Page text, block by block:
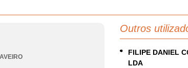
AVEIRO
Outros
FILIPE DANIEL
LDA